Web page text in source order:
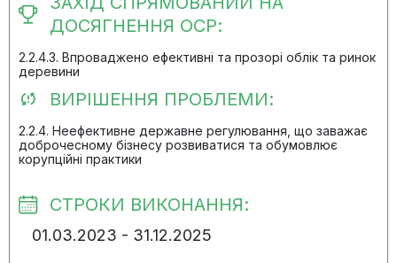
ДОСЯГНЕННЯ ОСР:
2.2.4.3. Впроваджено ефективні та прозорі облік та ринок
деревини
ВИРІШЕННЯ ПРОБЛЕМИ:
2.2.4. Неефективне державне регулювання, що заважає
доброчесному бізнесу розвиватися та обумовлює
корупційні практики
СТРОКИ ВИКОНАННЯ:
01.03.2023 - 31.12.2025